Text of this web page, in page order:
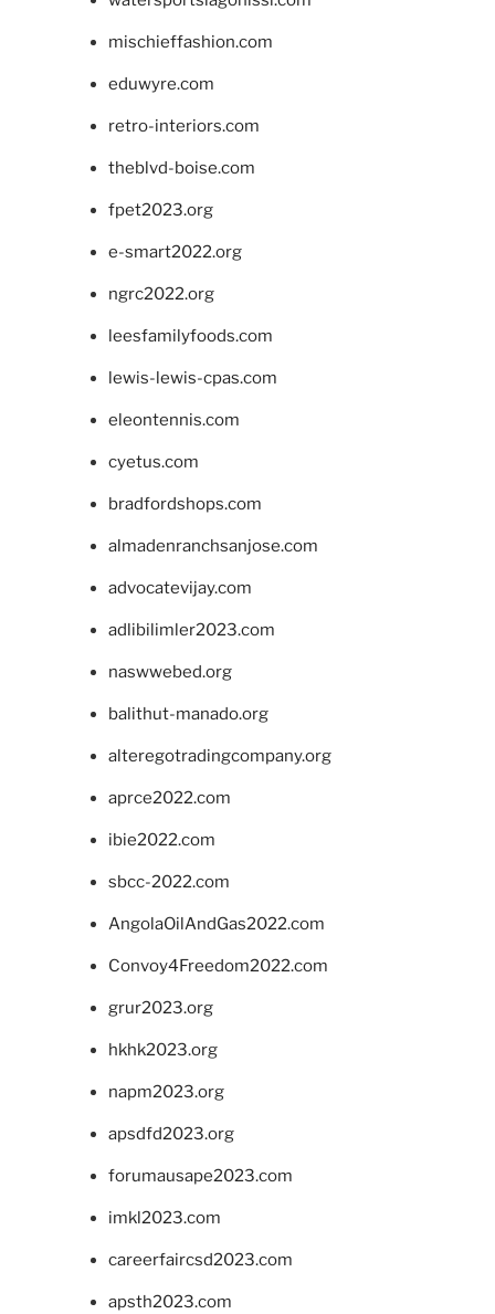
mischieffashion.com
eduwyre.com
retro-interiors.com
theblvd-boise.com
fpet2023.org
e-smart2022.org
ngrc2022.org
leesfamilyfoods.com
lewis-lewis-cpas.com
eleontennis.com
cyetus.com
bradfordshops.com
almadenranchsanjose.com
advocatevijay.com
adlibilimler2023.com
naswwebed.org
balithut-manado.org
alteregotradingcompany.org
aprce2022.com
ibie2022.com
sbcc-2022.com
AngolaOilAndGas2022.com
Convoy4Freedom2022.com
grur2023.org
hkhk2023.org
napm2023.org
apsdfd2023.org
forumausape2023.com
imkl2023.com
careerfaircsd2023.com
apsth2023.com